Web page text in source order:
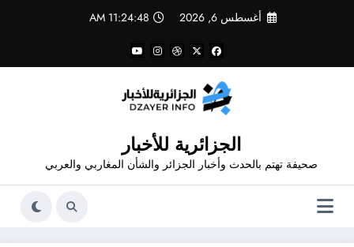
أغسطس 6, 2026 11:24:49 AM
الجزائرية للأخبار
صحيفة تهتم بالحدث وأخبار الجزائر والشأن المغاربي والعربي